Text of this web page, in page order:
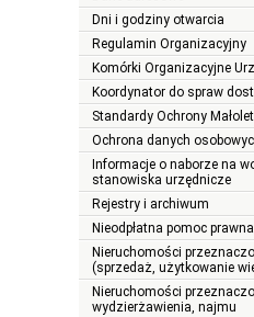
Dni i godziny otwarcia
Regulamin Organizacyjny
Komórki Organizacyjne
Koordynator do spraw
Standardy Ochrony
Ochrona danych
Informacje o naborze na
stanowiska urzędnicze
Rejestry i archiwum
Nieodpłatna pomoc prawna
Nieruchomości
(sprzedaż, użytkowanie
Nieruchomości
wydzierżawienia, najmu